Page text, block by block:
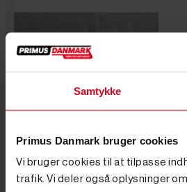
Samtykke
Primus Danmark bruger cookies
Vi bruger cookies til at tilpasse
trafik. Vi deler også oplysninger